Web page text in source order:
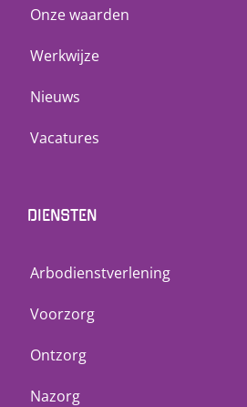
Onze waarden
Werkwijze
Nieuws
Vacatures
DIENSTEN
Arbodienstverlening
Voorzorg
Ontzorg
Nazorg